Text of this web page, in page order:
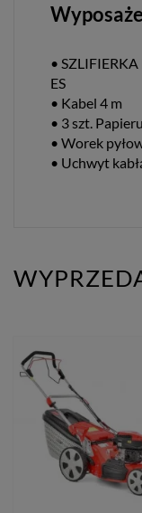
•
ES
• Kabel 4 m
• 3 szt.
• Worek
• Uchwyt